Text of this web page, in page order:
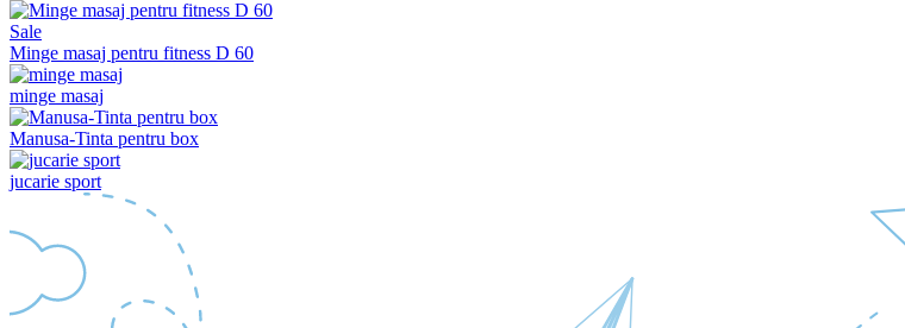
Sale
Minge masaj pentru fitness D 60
minge masaj
Manusa-Tinta pentru box
jucarie sport